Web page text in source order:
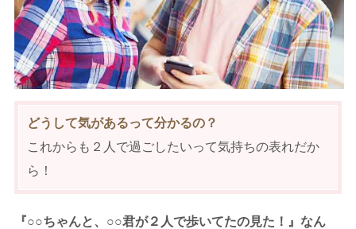
どうして気があるって分かるの？
これからも２人で過ごしたいって気持ちの表れだか
ら！
『○○ちゃんと、○○君が２人で歩いてたの見た！』なん